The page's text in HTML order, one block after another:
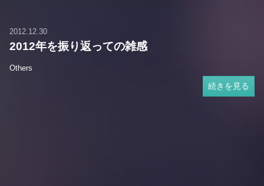
2012.12.30
2012年を振り返っての雑感
Others
続きを見る